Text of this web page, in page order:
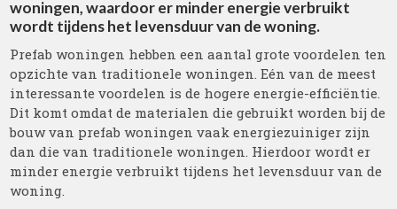
woningen, waardoor er minder energie verbruikt
wordt tijdens het levensduur van de woning.
Prefab woningen hebben een aantal grote voordelen ten
opzichte van traditionele woningen. Eén van de meest
interessante voordelen is de hogere energie-efficiëntie.
Dit komt omdat de materialen die gebruikt worden bij de
bouw van prefab woningen vaak energiezuiniger zijn
dan die van traditionele woningen. Hierdoor wordt er
minder energie verbruikt tijdens het levensduur van de
woning.